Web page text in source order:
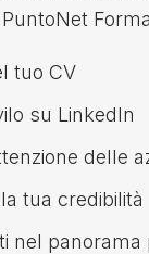
tuo CV
su LinkedIn
delle
tua credibilità
nel panorama